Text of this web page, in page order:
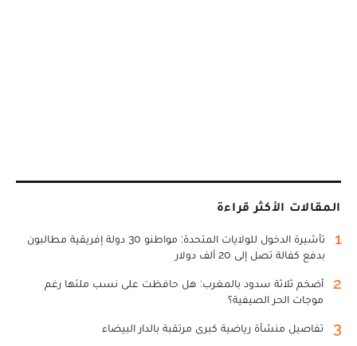
المقالات الأكثر قراءة
1
تأشيرة الدخول للولايات المتحدة: مواطنو 30 دولة إفريقية مطالبون
بدفع كفالة تصل إلى 20 ألف دولار
2
أضخم ثلاثة سدود بالمغرب: هل حافظت على نسب ملئها رغم
موجات الحر الصيفية؟
3 تفاصيل منشأة رياضية كبرى مرتقبة بالدار البيضاء